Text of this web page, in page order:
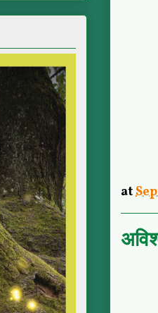
at